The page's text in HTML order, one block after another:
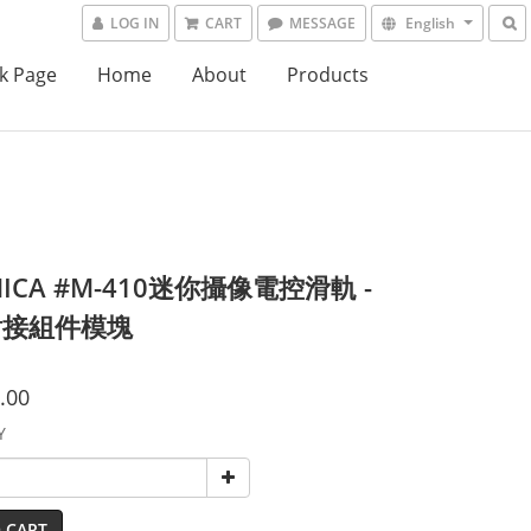
LOG IN CART MESSAGE English
Page Home About Products
#M-410迷你攝像電控滑軌 -
組件模塊